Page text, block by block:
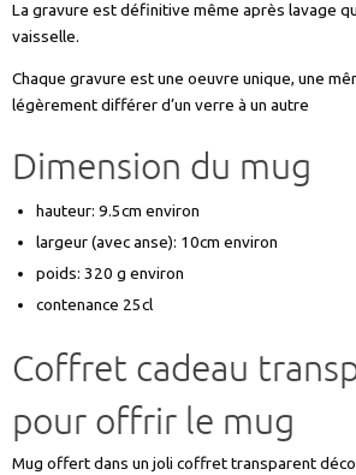
La gravure est définitive même après lavage
vaisselle.
Chaque gravure est une oeuvre unique, une
légèrement différer d’un verre à un autre
Dimension du mug
hauteur: 9.5cm environ
largeur (avec anse): 10cm environ
poids: 320 g environ
contenance 25cl
Coffret cadeau
pour offrir le mug
Mug offert dans un joli coffret transparent